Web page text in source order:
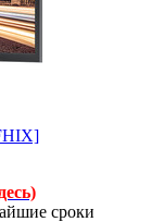
сроки